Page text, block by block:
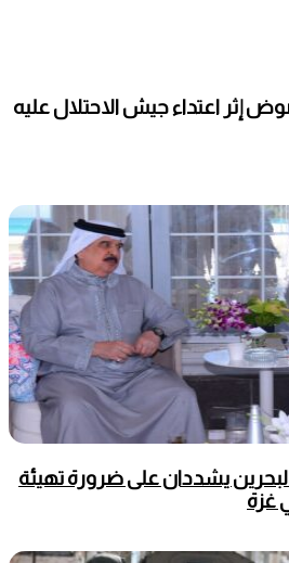
إثر اعتداء جيش الاحتلال عليه
يشددان على ضرورة تهيئة
غزة